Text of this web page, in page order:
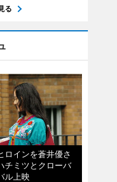
る
ロインを蒼井優さ
チミツとクローバ
ル上映